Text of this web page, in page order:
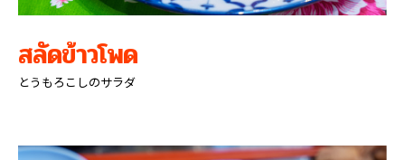
สลัดข้าวโพด
とうもろこしのサラダ